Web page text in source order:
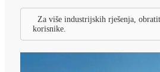
Za više industrijskih rješenja,
korisnike.